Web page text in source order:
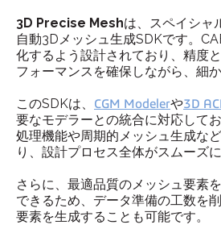
3D Precise Meshは、スペイシャ
自動3Dメッシュ生成SDKです。
化するよう設計されており、精度
フォーマンスを確保しながら、細
このSDKは、 CGM Modelerや3D
要なモデラーとの統合に対応して
処理機能や周期的メッシュ生成な
り、設計プロセス全体がスムーズに
さらに、最適品質のメッシュ要素
できるため、データ準備の工数を
要素を生成することも可能です。